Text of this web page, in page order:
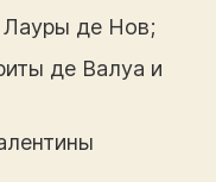
Лауры де Нов;
де Валуа и